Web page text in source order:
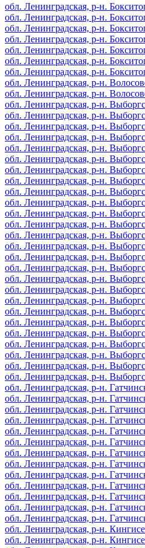
обл. Ленинградская, р-н.
обл. Ленинградская, р-н.
обл. Ленинградская, р-н.
обл. Ленинградская, р-н.
обл. Ленинградская, р-н.
обл. Ленинградская, р-н.
обл. Ленинградская, р-н.
обл. Ленинградская, р-н.
обл. Ленинградская, р-н.
обл. Ленинградская, р-н.
обл. Ленинградская, р-н.
обл. Ленинградская, р-н.
обл. Ленинградская, р-н.
обл. Ленинградская, р-н.
обл. Ленинградская, р-н.
обл. Ленинградская, р-н.
обл. Ленинградская, р-н.
обл. Ленинградская, р-н.
обл. Ленинградская, р-н.
обл. Ленинградская, р-н.
обл. Ленинградская, р-н.
обл. Ленинградская, р-н.
обл. Ленинградская, р-н.
обл. Ленинградская, р-н.
обл. Ленинградская, р-н.
обл. Ленинградская, р-н.
обл. Ленинградская, р-н.
обл. Ленинградская, р-н.
обл. Ленинградская, р-н.
обл. Ленинградская, р-н.
обл. Ленинградская, р-н.
обл. Ленинградская, р-н.
обл. Ленинградская, р-н.
обл. Ленинградская, р-н.
обл. Ленинградская, р-н.
обл. Ленинградская, р-н.
обл. Ленинградская, р-н.
обл. Ленинградская, р-н.
обл. Ленинградская, р-н.
обл. Ленинградская, р-н.
обл. Ленинградская, р-н.
обл. Ленинградская, р-н.
обл. Ленинградская, р-н.
обл. Ленинградская, р-н.
обл. Ленинградская, р-н.
обл. Ленинградская, р-н.
обл. Ленинградская, р-н.
обл. Ленинградская, р-н.
обл. Ленинградская, р-н.
обл. Ленинградская, р-н.